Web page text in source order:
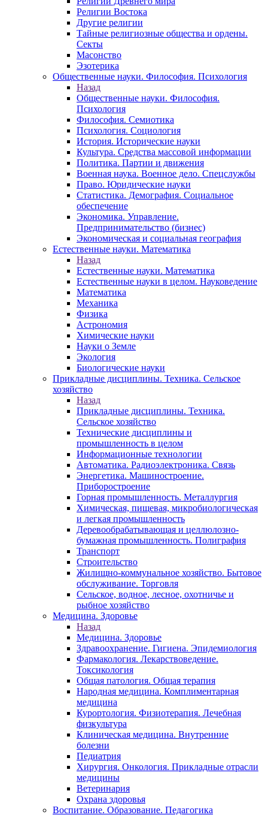
Религии Востока
Другие религии
Тайные религиозные общества и ордены.
Секты
Масонство
Эзотерика
Общественные науки. Философия. Психология
Назад
Общественные науки. Философия.
Психология
Философия. Семиотика
Психология. Социология
История. Исторические науки
Культура. Средства массовой информации
Политика. Партии и движения
Военная наука. Военное дело. Спецслужбы
Право. Юридические науки
Статистика. Демография. Социальное
обеспечение
Экономика. Управление.
Предпринимательство (бизнес)
Экономическая и социальная география
Естественные науки. Математика
Назад
Естественные науки. Математика
Естественные науки в целом. Науковедение
Математика
Механика
Физика
Астрономия
Химические науки
Науки о Земле
Экология
Биологические науки
Прикладные дисциплины. Техника. Сельское
хозяйство
Назад
Прикладные дисциплины. Техника.
Сельское хозяйство
Технические дисциплины и
промышленность в целом
Информационные технологии
Автоматика. Радиоэлектроника. Связь
Энергетика. Машиностроение.
Приборостроение
Горная промышленность. Металлургия
Химическая, пищевая, микробиологическая
и легкая промышленность
Деревообрабатывающая и целлюлозно-
бумажная промышленность. Полиграфия
Транспорт
Строительство
Жилищно-коммунальное хозяйство. Бытовое
обслуживание. Торговля
Сельское, водное, лесное, охотничье и
рыбное хозяйство
Медицина. Здоровье
Назад
Медицина. Здоровье
Здравоохранение. Гигиена. Эпидемиология
Фармакология. Лекарствоведение.
Токсикология
Общая патология. Общая терапия
Народная медицина. Комплиментарная
медицина
Курортология. Физиотерапия. Лечебная
физкультура
Клиническая медицина. Внутренние
болезни
Педиатрия
Хирургия. Онкология. Прикладные отрасли
медицины
Ветеринария
Охрана здоровья
Воспитание. Образование. Педагогика